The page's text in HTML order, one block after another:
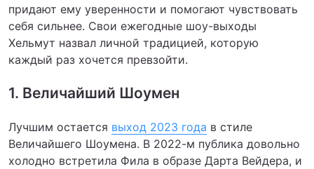
придают ему уверенности и помогают чувствовать
себя сильнее. Свои ежегодные шоу-выходы
Хельмут назвал личной традицией, которую
каждый раз хочется превзойти.
1. Величайший Шоумен
Лучшим остается выход 2023 года в стиле
Величайшего Шоумена. В 2022-м публика довольно
холодно встретила Фила в образе Дарта Вейдера, и